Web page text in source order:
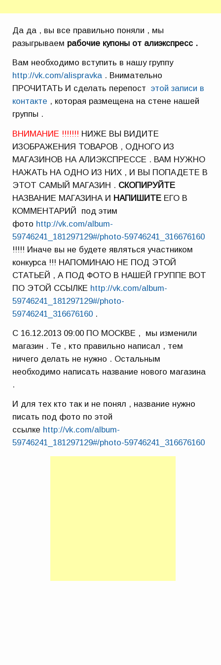
Да да , вы все правильно поняли , мы
разыгрываем рабочие купоны от алиэкспресс .
Вам необходимо вступить в нашу группу
http://vk.com/alispravka . Внимательно
ПРОЧИТАТЬ И сделать перепостэтой записи в
контакте , которая размещена на стене нашей
группы .
ВНИМАНИЕ !!!!!!! НИЖЕ ВЫ ВИДИТЕ
ИЗОБРАЖЕНИЯ ТОВАРОВ , ОДНОГО ИЗ
МАГАЗИНОВ НА АЛИЭКСПРЕССЕ . ВАМ НУЖНО
НАЖАТЬ НА ОДНО ИЗ НИХ , И ВЫ ПОПАДЕТЕ В
ЭТОТ САМЫЙ МАГАЗИН . СКОПИРУЙТЕ
НАЗВАНИЕ МАГАЗИНА И НАПИШИТЕ ЕГО В
КОММЕНТАРИЙ под этим
фото http://vk.com/album-
59746241_181297129#/photo-59746241_316676160
!!!!! Иначе вы не будете являться участником
конкурса !!! НАПОМИНАЮ НЕ ПОД ЭТОЙ
СТАТЬЕЙ , А ПОД ФОТО В НАШЕЙ ГРУППЕ ВОТ
ПО ЭТОЙ ССЫЛКЕ http://vk.com/album-
59746241_181297129#/photo-
59746241_316676160 .
С 16.12.2013 09:00 ПО МОСКВЕ , мы изменили
магазин . Те , кто правильно написал , тем
ничего делать не нужно . Остальным
необходимо написать название нового магазина
.
И для тех кто так и не понял , название нужно
писать под фото по этой
ссылке http://vk.com/album-
59746241_181297129#/photo-59746241_316676160